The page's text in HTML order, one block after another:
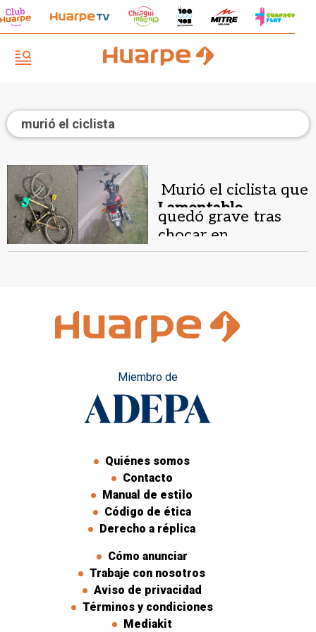
murió el ciclista
Lamentable
desenlace.
Murió el ciclista que
quedó grave tras
chocar en
contramano con una
Miembro de
Quiénes somos
Contacto
Manual de estilo
Código de ética
Derecho a réplica
Cómo anunciar
Trabaje con nosotros
Aviso de privacidad
Términos y condiciones
Mediakit